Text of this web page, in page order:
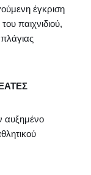
έγκριση
παιχνιδιού,
αυξημένο